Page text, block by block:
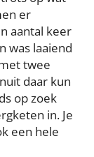
er
aantal keer
was laaiend
twee
daar kun
op zoek
in. Je
een hele